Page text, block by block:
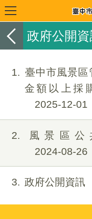
政府公開資
1
臺中市風景
金額以上採
2025-12-01
2
風景區公
2024-08-26
3 政府公開資訊